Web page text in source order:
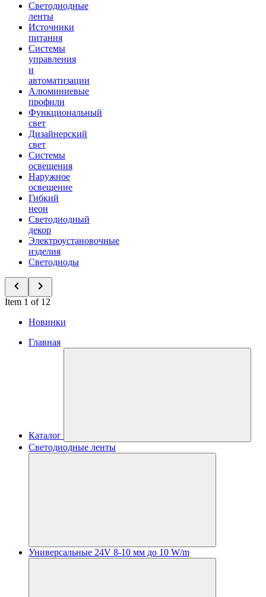
Светодиодные
ленты
Источники
питания
Системы
управления
и
автоматизации
Алюминиевые
профили
Функциональный
свет
Дизайнерский
свет
Системы
освещения
Наружное
освещение
Гибкий
неон
Светодиодный
декор
Электроустановочные
изделия
Светодиоды
Item 1 of 12
Новинки
Главная
Каталог
Светодиодные ленты
Универсальные 24V 8-10 мм до 10 W/m